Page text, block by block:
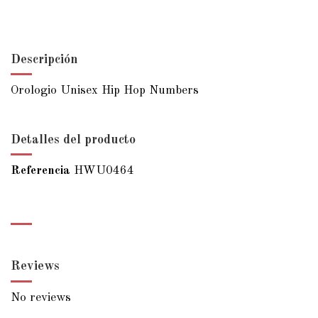
Descripción
Orologio Unisex Hip Hop Numbers
Detalles del producto
Referencia HWU0464
Reviews
No reviews